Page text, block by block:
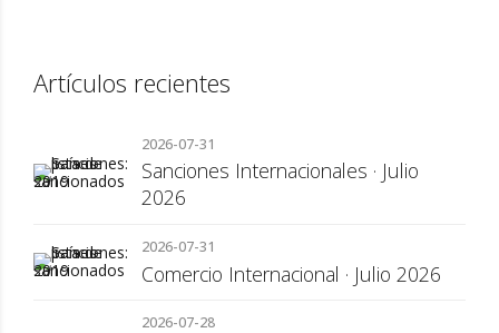
Artículos recientes
2026-07-31
Sanciones Internacionales · Julio
2026
2026-07-31
Comercio Internacional · Julio 2026
2026-07-28